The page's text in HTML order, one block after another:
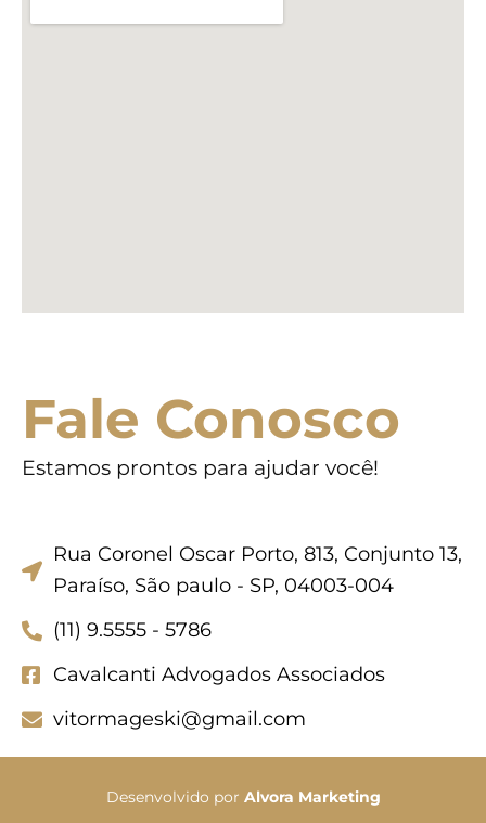
Fale Conosco
Estamos prontos para ajudar você!
Rua Coronel Oscar Porto, 813, Conjunto 13,
Paraíso, São paulo - SP, 04003-004
(11) 9.5555 - 5786
Cavalcanti Advogados Associados
vitormageski@gmail.com
Desenvolvido por Alvora Marketing